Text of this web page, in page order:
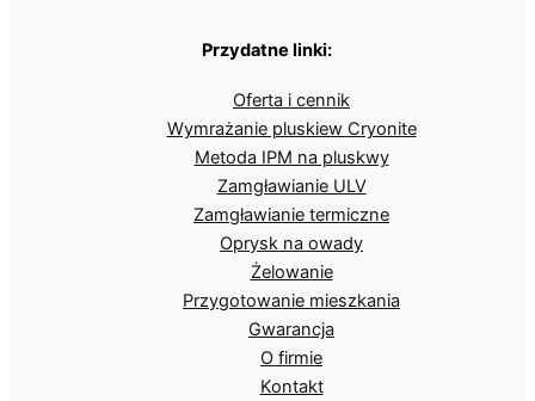
Przydatne linki:
Oferta i cennik
Wymrażanie pluskiew Cryonite
Metoda IPM na pluskwy
Zamgławianie ULV
Zamgławianie termiczne
Oprysk na owady
Żelowanie
Przygotowanie mieszkania
Gwarancja
O firmie
Kontakt